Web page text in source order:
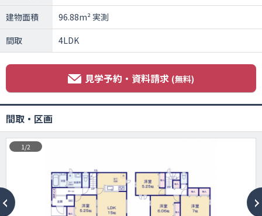
建物面積
96.88m² 実測
間取
4LDK
見学予約・資料請求 (無料)
間取・区画
1/2